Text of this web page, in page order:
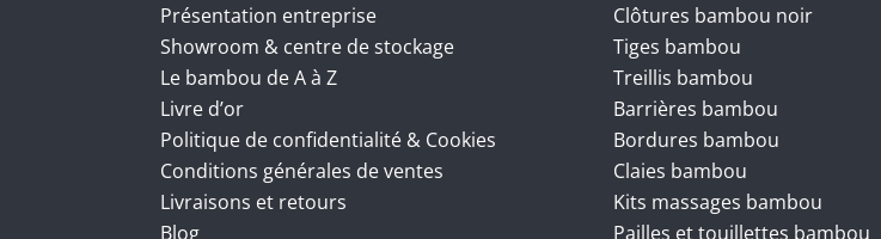
Présentation entreprise
Showroom & centre de stockage
Le bambou de A à Z
Livre d’or
Politique de confidentialité & Cookies
Conditions générales de ventes
Livraisons et retours
Blog
Clôtures bambou noir
Tiges bambou
Treillis bambou
Barrières bambou
Bordures bambou
Claies bambou
Kits massages bambou
Pailles et touillettes bambou